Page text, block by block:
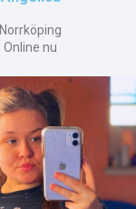
Norrköping
Online nu